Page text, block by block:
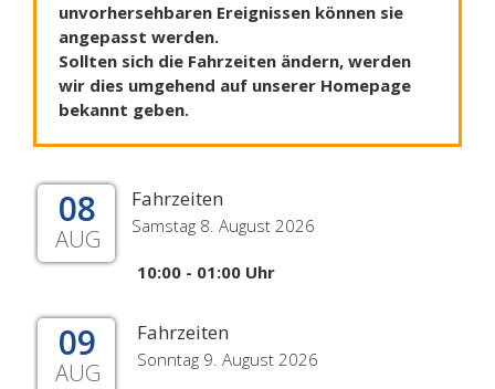
unvorhersehbaren Ereignissen können sie
angepasst werden.
Sollten sich die Fahrzeiten ändern, werden
wir dies umgehend auf unserer Homepage
bekannt geben.
08
AUG
Fahrzeiten
Samstag 8. August 2026
10:00 - 01:00 Uhr
09
AUG
Fahrzeiten
Sonntag 9. August 2026